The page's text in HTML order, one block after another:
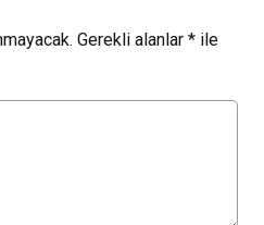
Gerekli alanlar * ile